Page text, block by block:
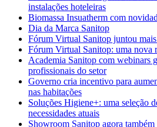
instalações hoteleiras
Biomassa Insuatherm com
Dia da Marca Sanitop
Fórum Virtual Sanitop juntou
Fórum Virtual Sanitop: uma nova
Academia Sanitop com webinars
profissionais do setor
Governo cria incentivo para
nas habitações
Soluções Higiene+: uma seleção
necessidades atuais
Showroom Sanitop agora